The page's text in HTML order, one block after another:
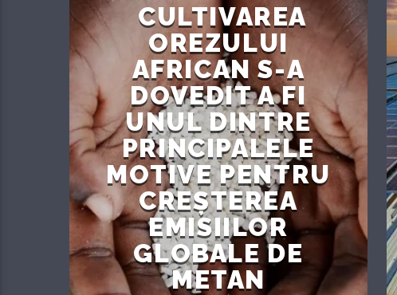
CULTIVAREA
OREZULUI
AFRICAN S-A
DOVEDIT A FI
UNUL DINTRE
PRINCIPALELE
MOTIVE PENTRU
CREȘTEREA
EMISIILOR
GLOBALE DE
METAN